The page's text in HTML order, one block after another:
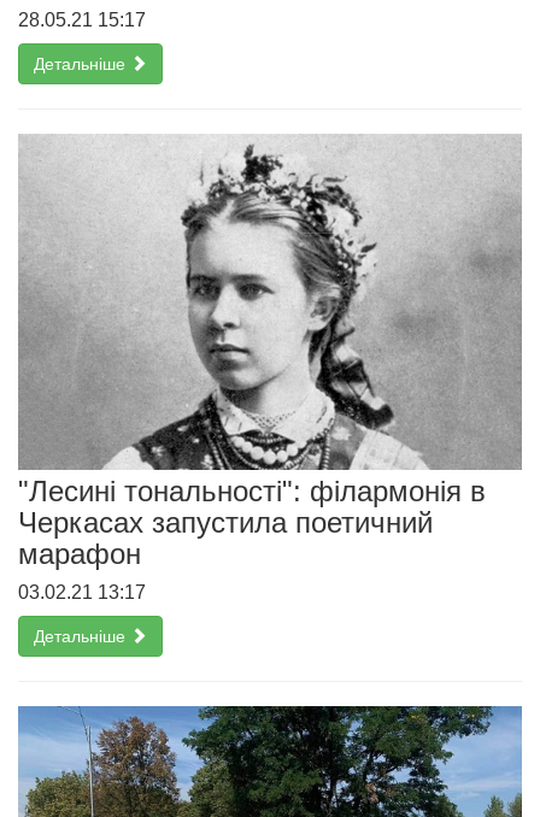
28.05.21 15:17
Детальніше
"Лесині тональності": філармонія в
Черкасах запустила поетичний
марафон
03.02.21 13:17
Детальніше